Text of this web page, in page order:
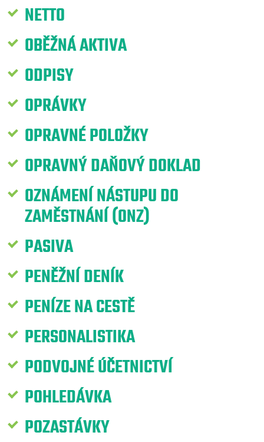
NETTO
OBĚŽNÁ AKTIVA
ODPISY
OPRÁVKY
OPRAVNÉ POLOŽKY
OPRAVNÝ DAŇOVÝ DOKLAD
OZNÁMENÍ NÁSTUPU DO
ZAMĚSTNÁNÍ (ONZ)
PASIVA
PENĚŽNÍ DENÍK
PENÍZE NA CESTĚ
PERSONALISTIKA
PODVOJNÉ ÚČETNICTVÍ
POHLEDÁVKA
POZASTÁVKY